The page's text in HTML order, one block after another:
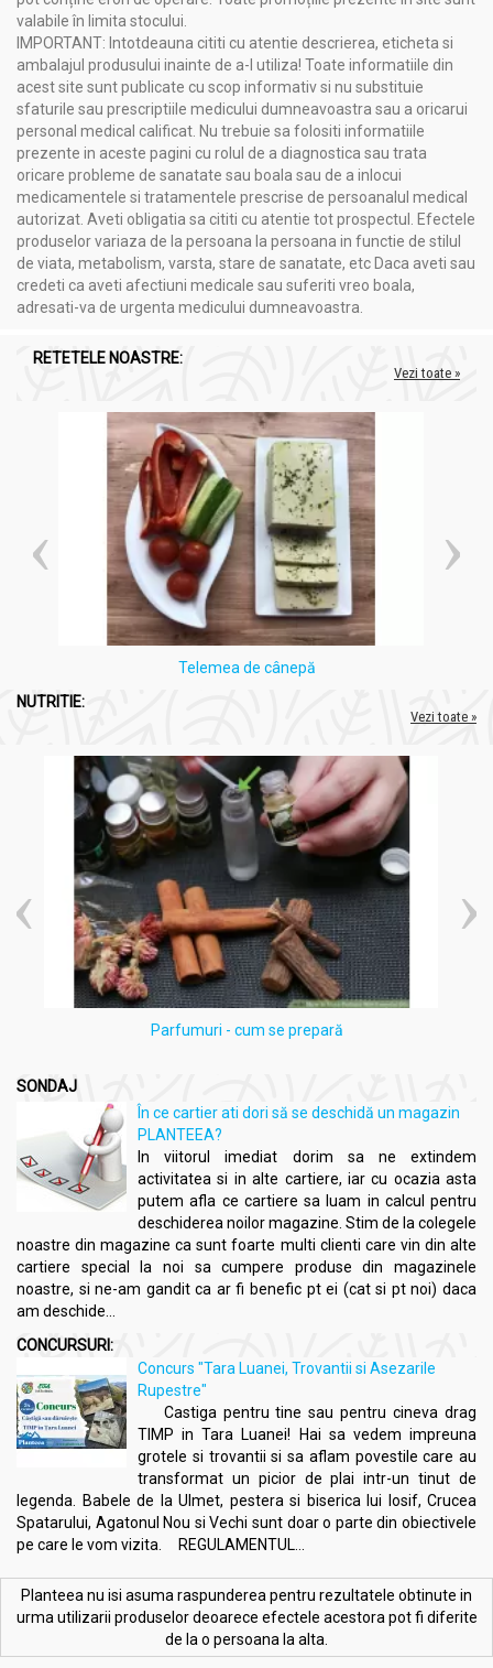
Erizipel
Furuncule
Administrare
Tinctura soc flori 50ml - NERA PLANT
Cum se utilizează produsul?
Intern: câte 30 picături de 3 ori pe zi diluate în 50 ml de apă sau
ceai.
Extern : soluţie diluată în apă fiartă şi răcită în proporţie de 1:5,
pentru aplicaţii locale sub formă de spălături locale, comprese,
tamponări.
A se păstra la temperatura camerei, la loc ferit de umiditate şi
Produsul este un supliment alimentar și nu trebuie să
înlocuiască un regim alimentar variat şi echilibrat.
Contraindicat copiilor, femeilor însărcinate sau care alăptează,
persoanelor bolnave de afecţiuni hepatice cronice sau
afecţiuni psihice severe (schizofrenie, epilepsie).
Contraindicat persoanelor diabetice.
A se administra cu minimum 2 ore înaintea sau la peste 2 ore
după administrarea produselor pe bază de fier.
A nu se depăşi doza zilnică recomandată.
valabile în limita stocului.
IMPORTANT: Intotdeauna cititi cu atentie descrierea, eticheta si
ambalajul produsului inainte de a-l utiliza! Toate informatiile din
acest site sunt publicate cu scop informativ si nu substituie
sfaturile sau prescriptiile medicului dumneavoastra sau a oricarui
personal medical calificat. Nu trebuie sa folositi informatiile
prezente in aceste pagini cu rolul de a diagnostica sau trata
oricare probleme de sanatate sau boala sau de a inlocui
medicamentele si tratamentele prescrise de persoanalul medical
autorizat. Aveti obligatia sa cititi cu atentie tot prospectul. Efectele
produselor variaza de la persoana la persoana in functie de stilul
de viata, metabolism, varsta, stare de sanatate, etc Daca aveti sau
credeti ca aveti afectiuni medicale sau suferiti vreo boala,
adresati-va de urgenta medicului dumneavoastra.
RETETELE NOASTRE:
Vezi toate »
Telemea de cânepă
NUTRITIE:
Vezi toate »
Parfumuri - cum se prepară
SONDAJ
În ce cartier ati dori să se deschidă un magazin
PLANTEEA?
In viitorul imediat dorim sa ne extindem
activitatea si in alte cartiere, iar cu ocazia asta
putem afla ce cartiere sa luam in calcul pentru
deschiderea noilor magazine. Stim de la colegele
noastre din magazine ca sunt foarte multi clienti care vin din alte
cartiere special la noi sa cumpere produse din magazinele
noastre, si ne-am gandit ca ar fi benefic pt ei (cat si pt noi) daca
am deschide...
CONCURSURI:
Concurs "Tara Luanei, Trovantii si Asezarile
Rupestre"
Castiga pentru tine sau pentru cineva drag
TIMP in Tara Luanei! Hai sa vedem impreuna
grotele si trovantii si sa aflam povestile care au
transformat un picior de plai intr-un tinut de
legenda. Babele de la Ulmet, pestera si biserica lui Iosif, Crucea
Spatarului, Agatonul Nou si Vechi sunt doar o parte din obiectivele
pe care le vom vizita. REGULAMENTUL...
Planteea nu isi asuma raspunderea pentru rezultatele obtinute in
urma utilizarii produselor deoarece efectele acestora pot fi diferite
de la o persoana la alta.